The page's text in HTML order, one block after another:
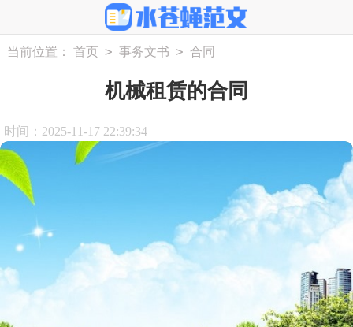
当前位置： 首页 > 事务文书 > 合同
机械租赁的合同
时间：2025-11-17 22:39:34